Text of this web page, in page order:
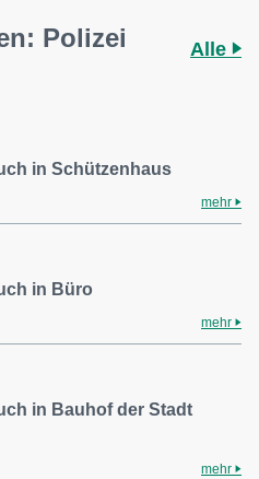
Polizei
Alle
in Schützenhaus
mehr
in Büro
mehr
in Bauhof der Stadt
mehr